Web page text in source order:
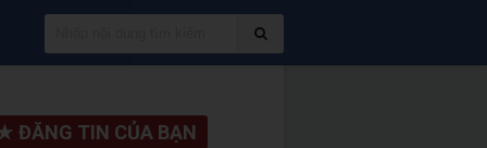
ĐĂNG TIN CỦA BẠN